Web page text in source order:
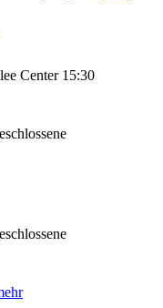
Center 15:30